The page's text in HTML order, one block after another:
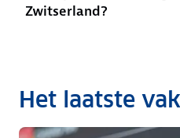
Zwitserland?
Het laatste